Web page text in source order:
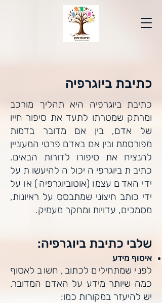
כתיבת ביוגרפיה
כתיבת ביוגרפיה היא תהליך מורכב
ומרתק שמטרתו לתעד את סיפור חייו
של אדם, בין אם מדובר בדמות
מפורסמת ובין אם באדם פרטי המעוניין
להנציח את סיפורו לדורות הבאים.
כתיבת ביוגרפיה יכולה להיעשות על
ידי האדם עצמו (אוטוביוגרפיה) או על
ידי כותב חיצוני שמתבסס על ראיונות,
מסמכים, עדויות ומחקר מעמיק.
שלבי כתיבת ביוגרפיה:
איסוף מידע
לפני שמתחילים לכתוב, חשוב לאסוף
כמה שיותר מידע על האדם המדובר.
יש להיעזר במקורות כמו: